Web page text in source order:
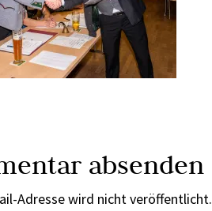
absenden
Adresse wird nicht veröffentlicht.